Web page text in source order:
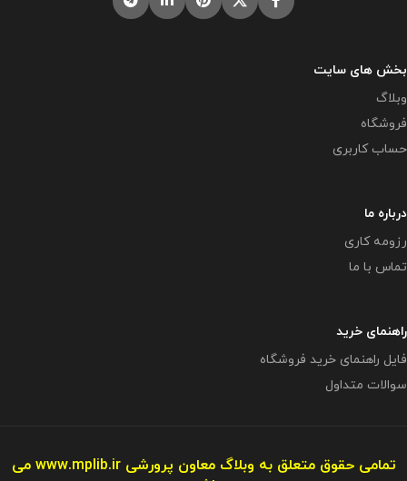
بخش های سایت
وبلاگ
فروشگاه
حساب کاربری
درباره ما
رزومه کاری
تماس با ما
راهنمای خرید
فایل راهنمای خرید فروشگاه
سوالات متداول
تمامی حقوق متعلق به وبلاگ معاون پرورشیwww.mplib.ir می